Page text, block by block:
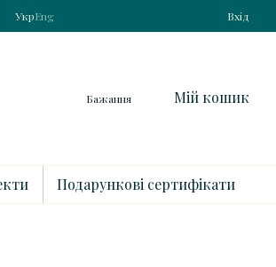
УкрEng Вхід
Бажання Мій кошик
Подарункові сертифікати